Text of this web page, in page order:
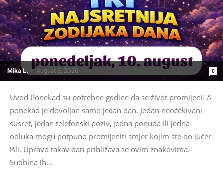
Mika L. - August 8, 2026 0
Uvod Ponekad su potrebne godine da se život promijeni. A
ponekad je dovoljan samo jedan dan. Jedan neočekivani
susret, jedan telefonski poziv, jedna ponuda ili jedna
odluka mogu potpuno promijeniti smjer kojim ste do jučer
išli. Upravo takav dan približava se ovim znakovima.
Sudbina ih...